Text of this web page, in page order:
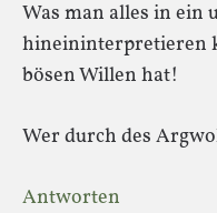
Was man alles in ein
hineininterpretieren
bösen Willen hat!
Wer durch des
Antworten